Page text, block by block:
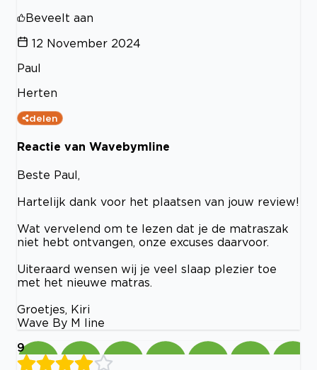
Beveelt aan
12 November 2024
Paul
Herten
delen
Reactie van Wavebymline
Beste Paul,
Hartelijk dank voor het plaatsen van jouw review!
Wat vervelend om te lezen dat je de matraszak
niet hebt ontvangen, onze excuses daarvoor.
Uiteraard wensen wij je veel slaap plezier toe
met het nieuwe matras.
Groetjes, Kiri
Wave By M line
9